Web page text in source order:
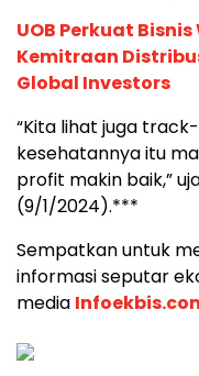
UOB Perkuat
Kemitraan
Global Investors
“Kita lihat juga
kesehatannya itu
profit makin baik,”
(9/1/2024).***
Sempatkan untuk
informasi seputar
media